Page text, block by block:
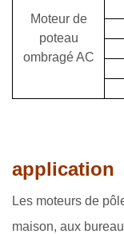
Moteur de
poteau
ombragé AC
application
Les moteurs de
maison, aux